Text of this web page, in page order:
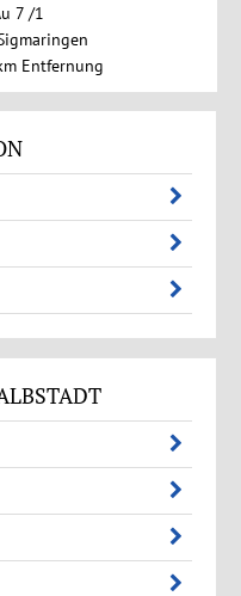
7 /1
Entfernung